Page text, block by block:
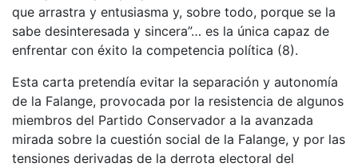
que arrastra y entusiasma y, sobre todo, porque se la
sabe desinteresada y sincera”… es la única capaz de
enfrentar con éxito la competencia política (8).
Esta carta pretendía evitar la separación y autonomía
de la Falange, provocada por la resistencia de algunos
miembros del Partido Conservador a la avanzada
mirada sobre la cuestión social de la Falange, y por las
tensiones derivadas de la derrota electoral del